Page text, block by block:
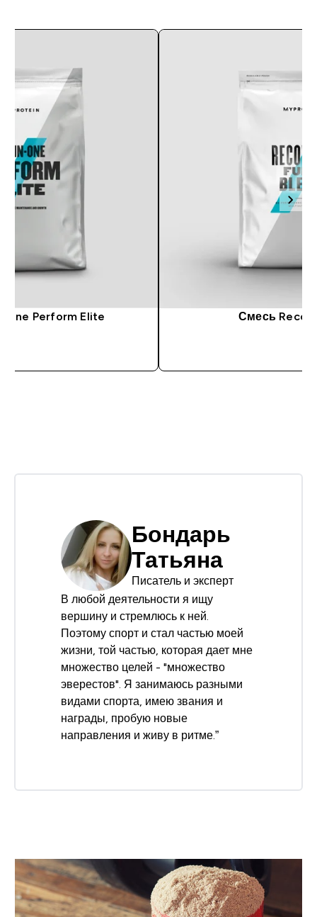
One Perform Elite Смесь
Бондарь
Татьяна
Писатель и эксперт
В любой деятельности я ищу
вершину и стремлюсь к ней.
Поэтому спорт и стал частью моей
жизни, той частью, которая дает мне
множество целей - "множество
эверестов". Я занимаюсь разными
видами спорта, имею звания и
награды, пробую новые
направления и живу в ритме.”